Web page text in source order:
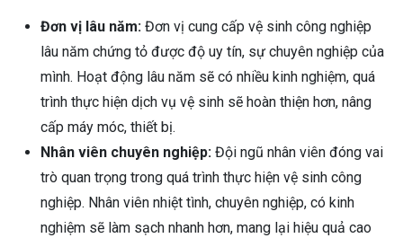
Đơn vị lâu năm: Đơn vị cung cấp vệ sinh công nghiệp
lâu năm chứng tỏ được độ uy tín, sự chuyên nghiệp của
mình. Hoạt động lâu năm sẽ có nhiều kinh nghiệm, quá
trình thực hiện dịch vụ vệ sinh sẽ hoàn thiện hơn, nâng
cấp máy móc, thiết bị.
Nhân viên chuyên nghiệp: Đội ngũ nhân viên đóng vai
trò quan trọng trong quá trình thực hiện vệ sinh công
nghiệp. Nhân viên nhiệt tình, chuyên nghiệp, có kinh
nghiệm sẽ làm sạch nhanh hơn, mang lại hiệu quả cao